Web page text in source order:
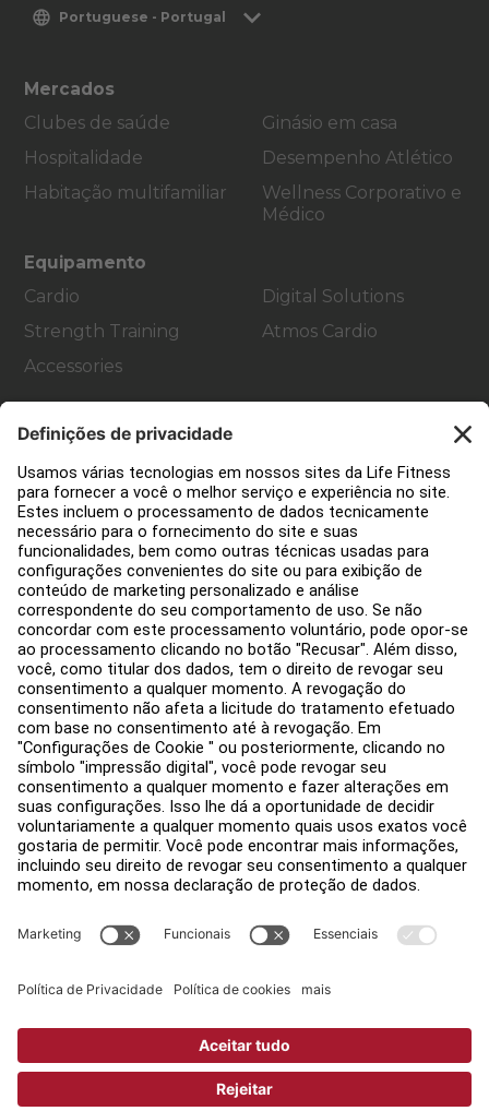
Portuguese - Portugal
Mercados
Clubes de saúde
Hospitalidade
Habitação multifamiliar
Ginásio em casa
Desempenho Atlético
Wellness Corporativo e
Médico
Equipamento
Cardio
Strength Training
Accessories
Digital Solutions
Atmos Cardio
Decoração de ginásios
Hub de Serviços
Centro de Educação
Sobre nós
Encontre um distribuidor
Encontre uma loja
Avisos legais
Acessibilidade
Faça login no Facility Connect
Configurações de Privacidade
Copyright © 2026 Life Fitness